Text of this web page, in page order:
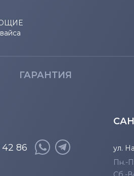
ГАРАНТИЯ
42 86
ул.
Пн.-